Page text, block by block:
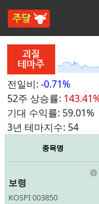
전일비: -0.71%
52주 상승률:
기대 수익률: 59.01%
3년 테마지수: 54
종목명
보령
KOSPI 003850